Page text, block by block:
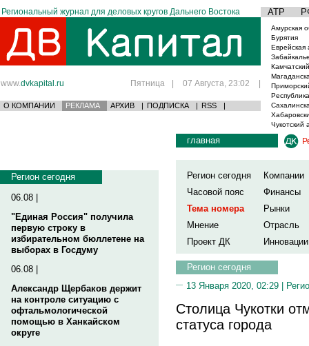
Региональный журнал для деловых кругов Дальнего Востока АТР
www.dvkapital.ru Пятница | 07 Августа, 23:02 |
О КОМПАНИИ РЕКЛАМА АРХИВ | ПОДПИСКА | RSS |
Амурская
Бурятия
Еврейская
Чукотский
Регион сегодня
06.08 |
"Единая Россия" получила
первую строку в
избирательном бюллетене на
выборах в Госдуму
06.08 |
Александр Щербаков держит
на контроле ситуацию с
офтальмологической
помощью в Ханкайском
округе
главная
Регион сегодня
Компании
Часовой пояс
Финансы
Тема номера
Рынки
Мнение
Отрасль
Проект ДК
Инновации
Регион сегодня
13 Января 2020, 02:29 |
Столица Чукотки
статуса города